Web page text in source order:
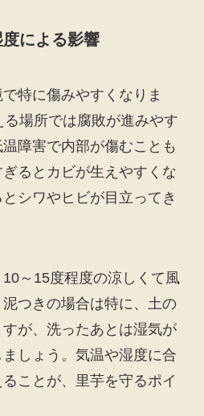
による影響
特に傷みやすくなりま
場所では腐敗が進みやす
障害で内部が傷むことも
るとカビが生えやすくな
シワやヒビが目立ってき
～15度程度の涼しくて風
つきの場合は特に、土の
が、洗ったあとは湿気が
しょう。気温や湿度に合
ことが、里芋を守るポイ